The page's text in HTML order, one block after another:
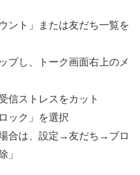
ント」または友だち一覧を
プし、トーク画面右上のメ
信ストレスをカット
ック」を選択
合は、設定→友だち→ブロ
」